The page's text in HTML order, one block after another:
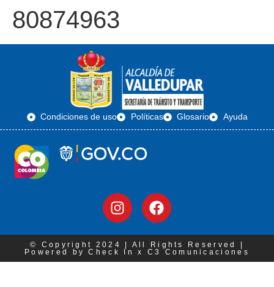
80874963
Condiciones de uso Políticas Glosario Ayuda
© Copyright 2024 | All Rights Reserved |
Powered by Check In x C3 Comunicaciones